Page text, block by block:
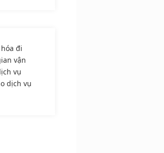
đi
vận
vụ
dịch vụ